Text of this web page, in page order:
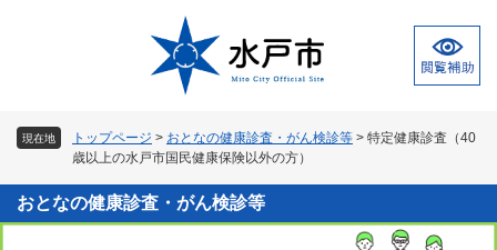
本
現在地 トップページ > おとなの健康診査・がん検診等 > 特定健康診査（40
歳以上の水戸市国民健康保険以外の方）
おとなの健康診査・がん検診等